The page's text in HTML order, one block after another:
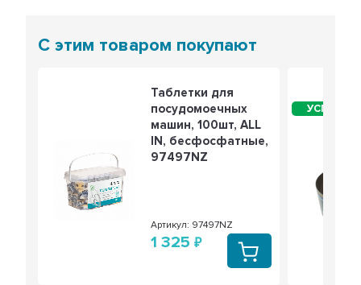
С этим товаром покупают
Таблетки для
посудомоечных
машин, 100шт, ALL
IN, бесфосфатные,
97497NZ
Артикул: 97497NZ
1 325